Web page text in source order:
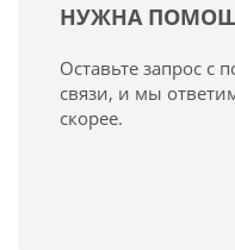
НУЖНА
Оставьте запрос
связи, и мы
скорее.